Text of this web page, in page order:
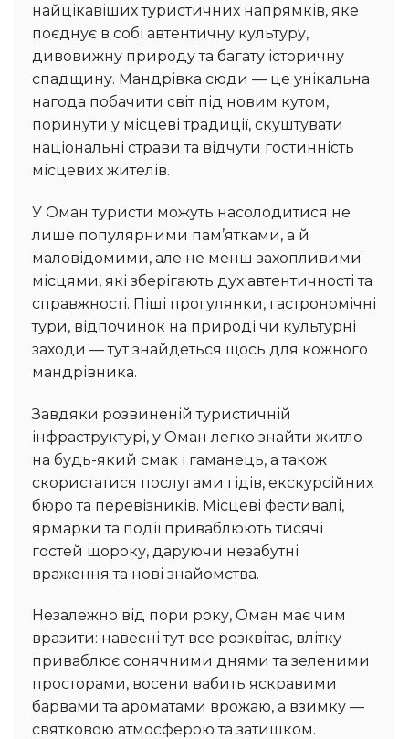
найцікавіших туристичних напрямків, яке
поєднує в собі автентичну культуру,
дивовижну природу та багату історичну
спадщину. Мандрівка сюди — це унікальна
нагода побачити світ під новим кутом,
поринути у місцеві традиції, скуштувати
національні страви та відчути гостинність
місцевих жителів.
У Оман туристи можуть насолодитися не
лише популярними пам’ятками, а й
маловідомими, але не менш захопливими
місцями, які зберігають дух автентичності та
справжності. Піші прогулянки, гастрономічні
тури, відпочинок на природі чи культурні
заходи — тут знайдеться щось для кожного
мандрівника.
Завдяки розвиненій туристичній
інфраструктурі, у Оман легко знайти житло
на будь-який смак і гаманець, а також
скористатися послугами гідів, екскурсійних
бюро та перевізників. Місцеві фестивалі,
ярмарки та події приваблюють тисячі
гостей щороку, даруючи незабутні
враження та нові знайомства.
Незалежно від пори року, Оман має чим
вразити: навесні тут все розквітає, влітку
приваблює сонячними днями та зеленими
просторами, восени вабить яскравими
барвами та ароматами врожаю, а взимку —
святковою атмосферою та затишком.